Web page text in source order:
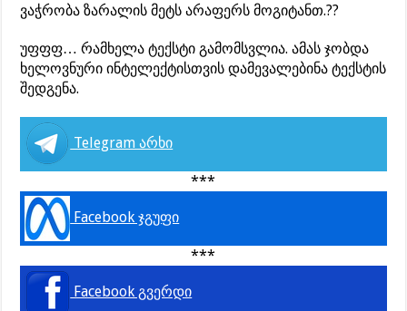
ვაჭრობა ზარალის მეტს არაფერს მოგიტანთ.??
უფფფ… რამხელა ტექსტი გამომსვლია. ამას ჯობდა
ხელოვნური ინტელექტისთვის დამევალებინა ტექსტის
შედგენა.
Telegram არხი
***
Facebook ჯგუფი
***
Facebook გვერდი